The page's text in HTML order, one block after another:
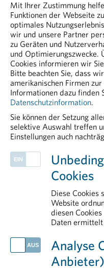
Peter Richter, BA MA
+43 664 8860 5264
20251006 Jede
PDF - 35,74 KB
Health
PHARMIG
PHARMIG
Mit Ihrer Zustimmung
Funktionen der Webseite
optimales
wir und unsere Partner
zu Geräten und
und Optimierungszwecke.
Cookies informieren wir
Bitte beachten Sie, dass
amerikanischen Firmen
Informationen dazu finden
Datenschutzinformation.
Sie können der Setzung
selektive Auswahl treffen
Einstellungen auch
Cookies
Diese Cookies
Website
diesen
Daten
Analyse
Anbieter)